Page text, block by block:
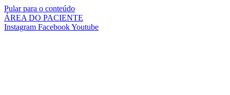
Pular para o conteúdo
ÁREA DO PACIENTE
Instagram FacebookYoutube